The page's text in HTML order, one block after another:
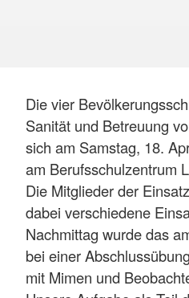
Die vier
Sanität und Betreuung
sich am Samstag, 18.
am Berufsschulzentrum
Die Mitglieder der
dabei verschiedene
Nachmittag wurde das
bei einer
mit Mimen und